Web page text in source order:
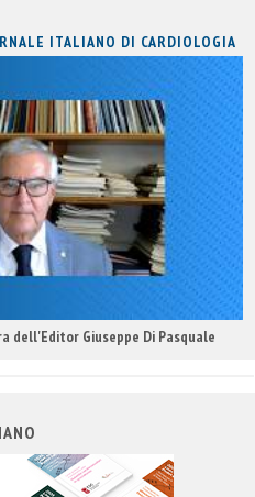
ITALIANO DI CARDIOLOGIA
dell'Editor Giuseppe Di Pasquale